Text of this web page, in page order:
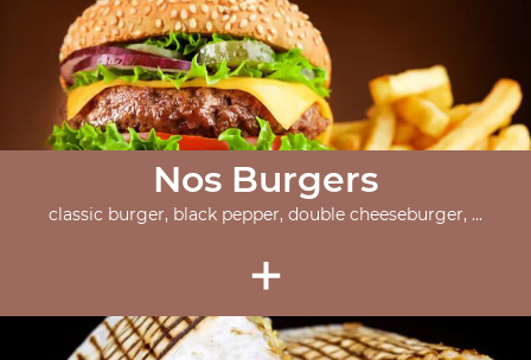
Nos Burgers
classic burger, black pepper, double cheeseburger, ...
+